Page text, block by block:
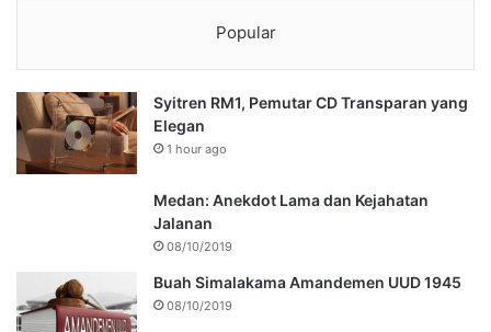
Popular
Syitren RM1, Pemutar CD Transparan yang
Elegan
1 hour ago
Medan: Anekdot Lama dan Kejahatan
Jalanan
08/10/2019
Buah Simalakama Amandemen UUD 1945
08/10/2019